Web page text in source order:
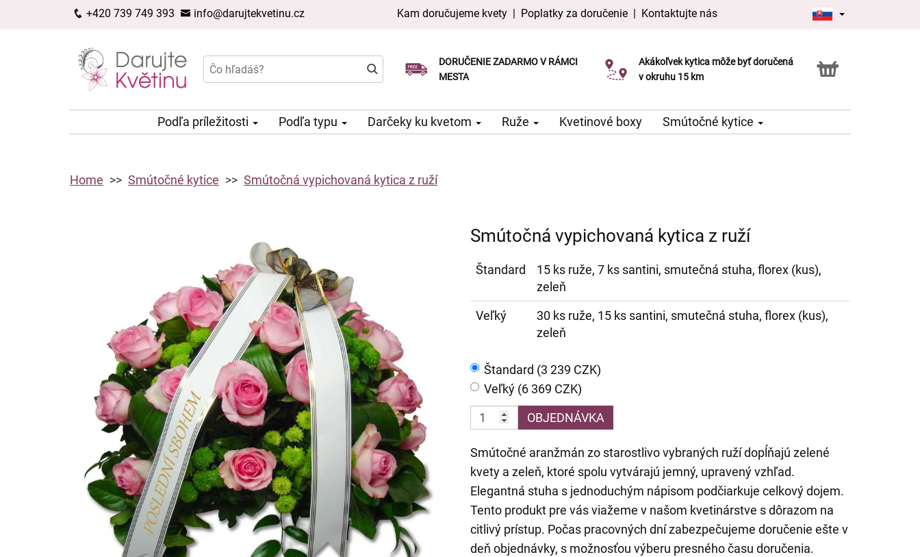
+420 739 749 393 info@darujtekvetinu.cz Kam doručujeme kvety | Poplatky za doručenie | Kontaktujte nás
DORUČENIE ZADARMO V RÁMCI
MESTA
Akákoľvek kytica môže byť doručená
v okruhu 15 km
Služba Click & Collect
Podľa príležitosti Podľa typu Darčeky ku kvetom Ruže Kvetinové boxy Smútočné kytice
Home Smútočné kytice Smútočná vypichovaná kytica z ruží
Smútočná vypichovaná kytica z ruží
Štandard
15 ks ruže, 7 ks santini, smutečná stuha, florex (kus),
zeleň
Veľký
30 ks ruže, 15 ks santini, smutečná stuha, florex (kus),
zeleň
Štandard (3 239 CZK)
Veľký (6 369 CZK)
OBJEDNÁVKA
Smútočné aranžmán zo starostlivo vybraných ruží dopĺňajú zelené
kvety a zeleň, ktoré spolu vytvárajú jemný, upravený vzhľad.
Elegantná stuha s jednoduchým nápisom podčiarkuje celkový dojem.
Tento produkt pre vás viažeme v našom kvetinárstve s dôrazom na
citlivý prístup. Počas pracovných dní zabezpečujeme doručenie ešte v
deň objednávky, s možnosťou výberu presného času doručenia.